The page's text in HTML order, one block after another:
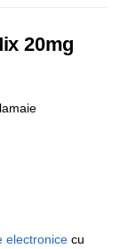
20mg
electronice cu